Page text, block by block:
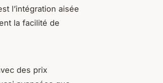
l’intégration aisée
la facilité de
des prix